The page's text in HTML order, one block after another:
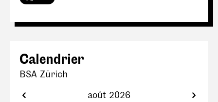
Calendrier
BSA Zürich
août 2026